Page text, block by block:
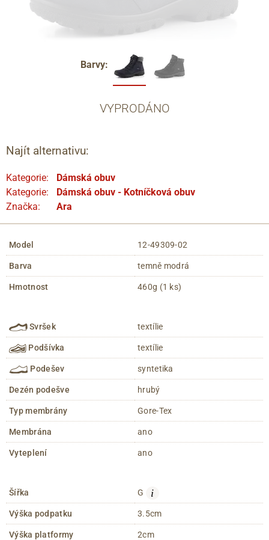
Barvy:
VYPRODÁNO
Najít alternativu:
Kategorie:
Dámská obuv
Kategorie:
Dámská obuv - Kotníčková obuv
Značka:
Ara
Model 12-49309-02
Barva temně modrá
Hmotnost 460g (1 ks)
Svršek textílie
Podšívka textílie
Podešev syntetika
Dezén podešve hrubý
Typ membrány Gore-Tex
Membrána ano
Vyteplení ano
Šířka G i
Výška podpatku 3.5cm
Výška platformy 2cm